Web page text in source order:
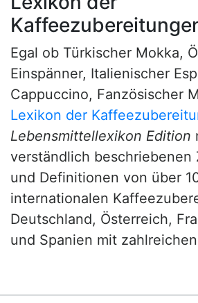
Egal ob Türkischer Mokka,
Einspänner, Italienischer
Cappuccino, Fanzösischer
Lexikon der
Lebensmittellexikon Edition
verständlich beschriebenen
und Definitionen von über
internationalen
Deutschland, Österreich,
und Spanien mit